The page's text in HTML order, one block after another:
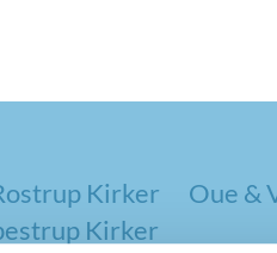
Kirker
Oue &
Kirker